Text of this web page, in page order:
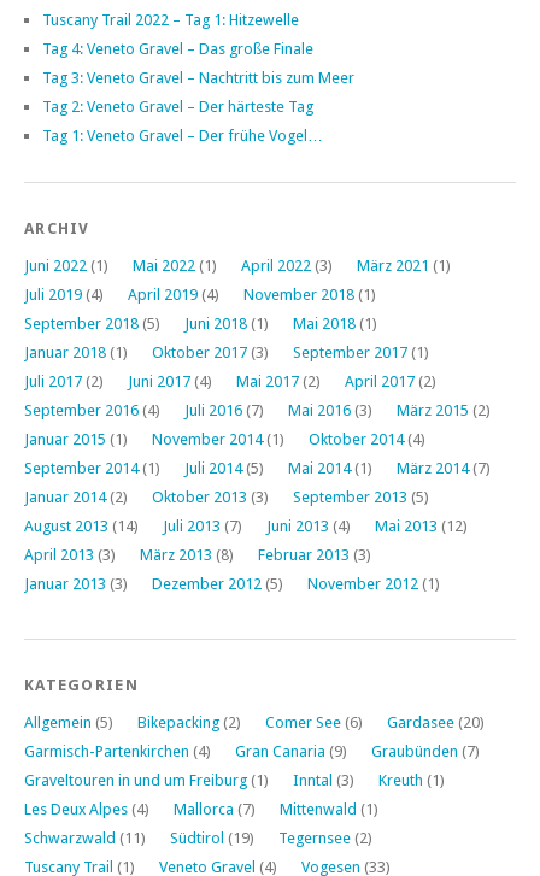
Tuscany Trail 2022 – Tag 1: Hitzewelle
Tag 4: Veneto Gravel – Das große Finale
Tag 3: Veneto Gravel – Nachtritt bis zum Meer
Tag 2: Veneto Gravel – Der härteste Tag
Tag 1: Veneto Gravel – Der frühe Vogel…
ARCHIV
Juni 2022 (1) Mai 2022 (1) April 2022 (3) März 2021 (1)
Juli 2019 (4) April 2019 (4) November 2018 (1)
September 2018 (5) Juni 2018 (1) Mai 2018 (1)
Januar 2018 (1) Oktober 2017 (3) September 2017 (1)
Juli 2017 (2) Juni 2017 (4) Mai 2017 (2) April 2017 (2)
September 2016 (4) Juli 2016 (7) Mai 2016 (3) März 2015 (2)
Januar 2015 (1) November 2014(1) Oktober 2014(4)
September 2014(1) Juli 2014(5) Mai 2014(1) März 2014(7)
Januar 2014(2) Oktober 2013 (3) September 2013 (5)
August 2013 (14) Juli 2013 (7) Juni 2013 (4) Mai 2013 (12)
April 2013 (3) März 2013 (8) Februar 2013 (3)
Januar 2013 (3) Dezember 2012 (5) November 2012 (1)
KATEGORIEN
Allgemein (5) Bikepacking (2) Comer See (6) Gardasee (20)
Garmisch-Partenkirchen (4) Gran Canaria (9) Graubünden (7)
Graveltouren in und um Freiburg (1) Inntal (3) Kreuth (1)
Les Deux Alpes (4) Mallorca (7) Mittenwald (1)
Schwarzwald (11) Südtirol (19) Tegernsee (2)
Tuscany Trail (1) Veneto Gravel (4) Vogesen (33)